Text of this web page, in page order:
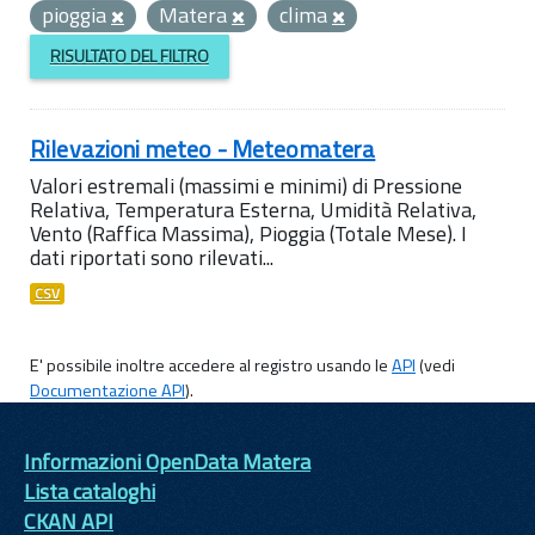
pioggia
Matera clima
RISULTATO DEL FILTRO
Rilevazioni meteo - Meteomatera
Valori estremali (massimi e minimi) di Pressione
Relativa, Temperatura Esterna, Umidità Relativa,
Vento (Raffica Massima), Pioggia (Totale Mese). I
dati riportati sono rilevati...
CSV
E' possibile inoltre accedere al registro usando leAPI(vedi
Documentazione API).
Informazioni OpenData Matera
Lista cataloghi
CKAN API